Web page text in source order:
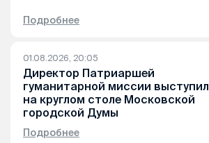
Подробнее
01.08.2026, 20:05
Директор Патриаршей
гуманитарной миссии выступил
на круглом столе Московской
городской Думы
Подробнее